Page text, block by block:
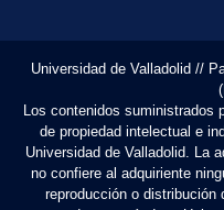
Universidad de Valladolid //
Los contenidos
de propiedad intelectual e
Universidad de Valladolid. La
no confiere al adquiriente
reproducción o distribución